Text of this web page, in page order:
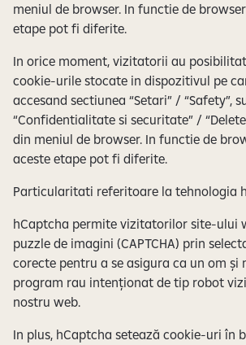
meniul de browser. In functie de
etape pot fi diferite.
In orice moment, vizitatorii au
cookie-urile stocate in dispozitivul pe
accesand sectiunea “Setari” / “Safety”,
“Confidentialitate si securitate” /
din meniul de browser. In functie de
aceste etape pot fi diferite.
Particularitati referitoare la tehnologia
hCaptcha permite vizitatorilor site-ului
puzzle de imagini (CAPTCHA) prin
corecte pentru a se asigura ca un om și
program rau intenționat de tip robot
nostru web.
In plus, hCaptcha setează cookie-uri în